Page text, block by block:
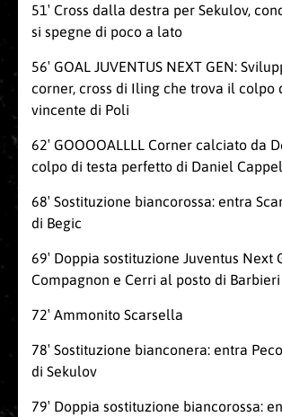
51′ Cross dalla destra per Sekulov,
si spegne di poco a lato
56′ GOAL JUVENTUS NEXT GEN:
corner, cross di Iling che trova il colpo
vincente di Poli
62′ GOOOOALLLL Corner calciato da
colpo di testa perfetto di Daniel
68′ Sostituzione biancorossa: entra
di Begic
69′ Doppia sostituzione Juventus Next
Compagnon e Cerri al posto di
72′ Ammonito Scarsella
78′ Sostituzione bianconera: entra
di Sekulov
79′ Doppia sostituzione biancorossa: